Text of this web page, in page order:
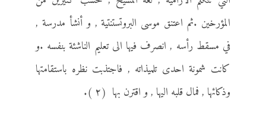
المؤرخين .ثم اعتنق موسى البروتستنتية , و أنشأ مدرسة ,
في مسقط رأسه , انصرف فيها الى تعليم الناشئة بنفسه .و
كانت شمونة احدى تلميذاته , فاجتذبت نظره باستقامتها
وذكائها , فمال قلبه اليها , و اقترن بها (٢ ).